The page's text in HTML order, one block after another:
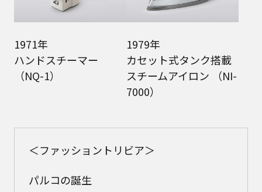
1971年
ハンドスチーマー
（NQ-1）
1979年
カセット式タンク搭載
スチームアイロン （NI-
7000）
＜ファッショントリビア＞
パルコの誕生